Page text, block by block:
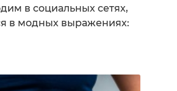
в социальных сетях,
в модных выражениях: